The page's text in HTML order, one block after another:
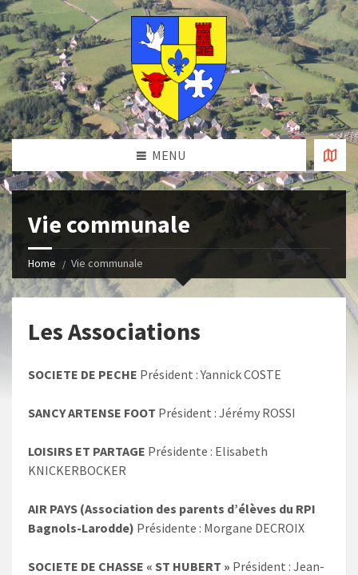
MENU
Vie communale
Home Vie communale
Les Associations
SOCIETE DE PECHE Président : Yannick COSTE
SANCY ARTENSE FOOT Président : Jérémy ROSSI
LOISIRS ET PARTAGE Présidente : Elisabeth
KNICKERBOCKER
AIR PAYS (Association des parents d’élèves du RPI
Bagnols-Larodde) Présidente : Morgane DECROIX
SOCIETE DE CHASSE « ST HUBERT » Président : Jean-